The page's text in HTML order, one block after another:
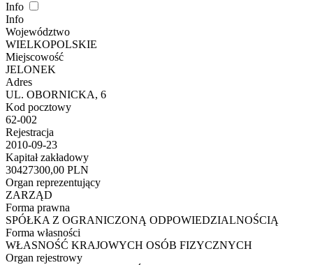
Info
Info
Województwo
WIELKOPOLSKIE
Miejscowość
JELONEK
Adres
UL. OBORNICKA, 6
Kod pocztowy
62-002
Rejestracja
2010-09-23
Kapitał zakładowy
30427300,00 PLN
Organ reprezentujący
ZARZĄD
Forma prawna
SPÓŁKA Z OGRANICZONĄ ODPOWIEDZIALNOŚCIĄ
Forma własności
WŁASNOŚĆ KRAJOWYCH OSÓB FIZYCZNYCH
Organ rejestrowy